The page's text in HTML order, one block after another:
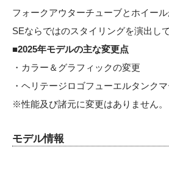
フォークアウターチューブとホイー
SEならではのスタイリングを演出し
■2025年モデルの主な変更点
・カラー＆グラフィックの変更
・ヘリテージロゴフューエルタンク
※性能及び諸元に変更はありません。
モデル情報